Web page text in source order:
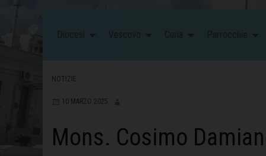
NOTIZIE
10 MARZO 2025
Mons. Cosimo